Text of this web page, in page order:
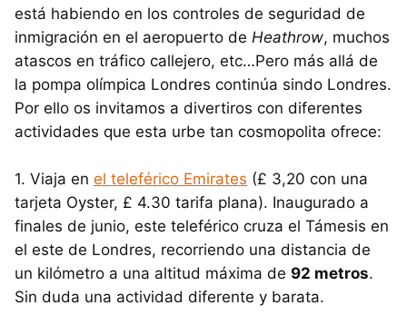
está habiendo en los controles de seguridad de
inmigración en el aeropuerto de Heathrow, muchos
atascos en tráfico callejero, etc…Pero más allá de
la pompa olímpica Londres continúa sindo Londres.
Por ello os invitamos a divertiros con diferentes
actividades que esta urbe tan cosmopolita ofrece:
1. Viaja en el teleférico Emirates (£ 3,20 con una
tarjeta Oyster, £ 4.30 tarifa plana). Inaugurado a
finales de junio, este teleférico cruza el Támesis en
el este de Londres, recorriendo una distancia de
un kilómetro a una altitud máxima de 92 metros.
Sin duda una actividad diferente y barata.